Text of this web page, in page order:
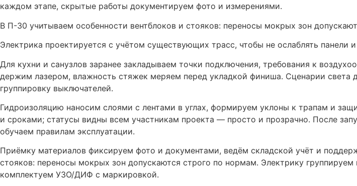
каждом этапе, скрытые работы документируем фото и измерениями.
В П-30 учитываем особенности вентблоков и стояков: переносы мокрых зон
Электрика проектируется с учётом существующих трасс, чтобы не ослаблять панели и
Для кухни и санузлов заранее закладываем точки подключения, требования к
держим лазером, влажность стяжек меряем перед укладкой финиша. Сценарии
группировку выключателей.
Гидроизоляцию наносим слоями с лентами в углах, формируем уклоны к трапам и
и сроками; статусы видны всем участникам проекта — просто и прозрачно. После
обучаем правилам эксплуатации.
Приёмку материалов фиксируем фото и документами, ведём складской учёт и
стояков: переносы мокрых зон допускаются строго по нормам. Электрику
комплектуем УЗО/ДИФ с маркировкой.